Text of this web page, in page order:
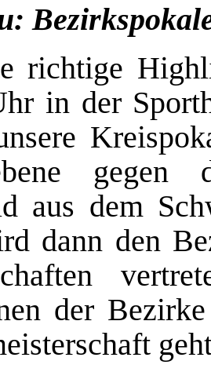
richtige
in der
aus dem
dann den
der